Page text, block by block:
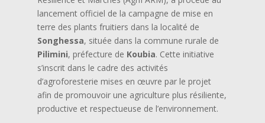
lancement officiel de la campagne de mise en
terre des plants fruitiers dans la localité de
Songhessa, située dans la commune rurale de
Pilimini, préfecture de Koubia. Cette initiative
s’inscrit dans le cadre des activités
d’agroforesterie mises en œuvre par le projet
afin de promouvoir une agriculture plus résiliente,
productive et respectueuse de l’environnement.